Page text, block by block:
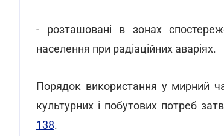
- розташовані в зонах
населення при радіаційних аваріях.
Порядок використання у мирний
культурних і побутових потреб
138.